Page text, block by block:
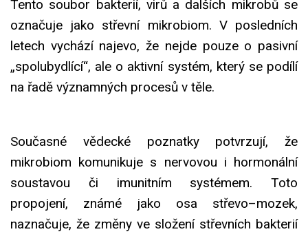
Tento soubor bakterií, virů a dalších mikrobů se
označuje jako střevní mikrobiom. V posledních
letech vychází najevo, že nejde pouze o pasivní
„spolubydlící“, ale o aktivní systém, který se podílí
na řadě významných procesů v těle.
Současné vědecké poznatky potvrzují, že
mikrobiom komunikuje s nervovou i hormonální
soustavou či imunitním systémem. Toto
propojení, známé jako osa střevo–mozek,
naznačuje, že změny ve složení střevních bakterií